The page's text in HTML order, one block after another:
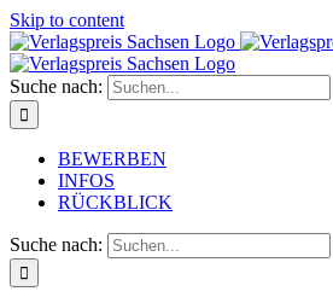
Skip to content
Suche nach:
BEWERBEN
INFOS
RÜCKBLICK
Suche nach: